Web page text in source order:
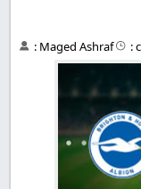
: Maged Ashraf :